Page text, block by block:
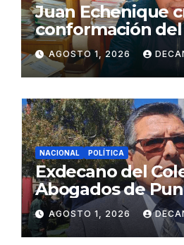
Juan Echenique
conformación
gabinete
Fujimori
AGOSTO 1, 2026
NACIONAL POLÍTICA
Exdecano del
Abogados de
propuestas
ciudadana
AGOSTO 1, 2026